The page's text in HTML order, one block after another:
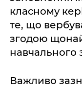
класному
те, що
згодою
навчального
Важливо